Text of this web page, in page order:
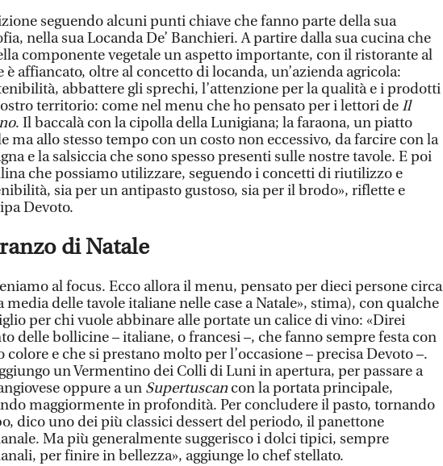
seguendo alcuni punti chiave che fanno parte della sua
nella sua Locanda De’ Banchieri. A partire dalla sua cucina che
componente vegetale un aspetto importante, con il ristorante al
è affiancato, oltre al concetto di locanda, un’azienda agricola:
abbattere gli sprechi, l’attenzione per la qualità e i prodotti
territorio: come nel menu che ho pensato per i lettori deIl
. Il baccalà con la cipolla della Lunigiana; la faraona, un piatto
ma allo stesso tempo con un costo non eccessivo, da farcire con la
e la salsiccia che sono spesso presenti sulle nostre tavole. E poi
che possiamo utilizzare, seguendo i concetti di riutilizzo e
sia per un antipasto gustoso, sia per il brodo», riflette e
Devoto.
di Natale
al focus. Ecco allora il menu, pensato per dieci persone circa
media delle tavole italiane nelle case a Natale», stima), con qualche
per chi vuole abbinare alle portate un calice di vino: «Direi
delle bollicine – italiane, o francesi –, che fanno sempre festa con
colore e che si prestano molto per l’occasione – precisa Devoto –.
un Vermentino dei Colli di Luni in apertura, per passare a
oppure a un Supertuscancon la portata principale,
maggiormente in profondità. Per concludere il pasto, tornando
dico uno dei più classici dessert del periodo, il panettone
Ma più generalmente suggerisco i dolci tipici, sempre
per finire in bellezza», aggiunge lo chef stellato.